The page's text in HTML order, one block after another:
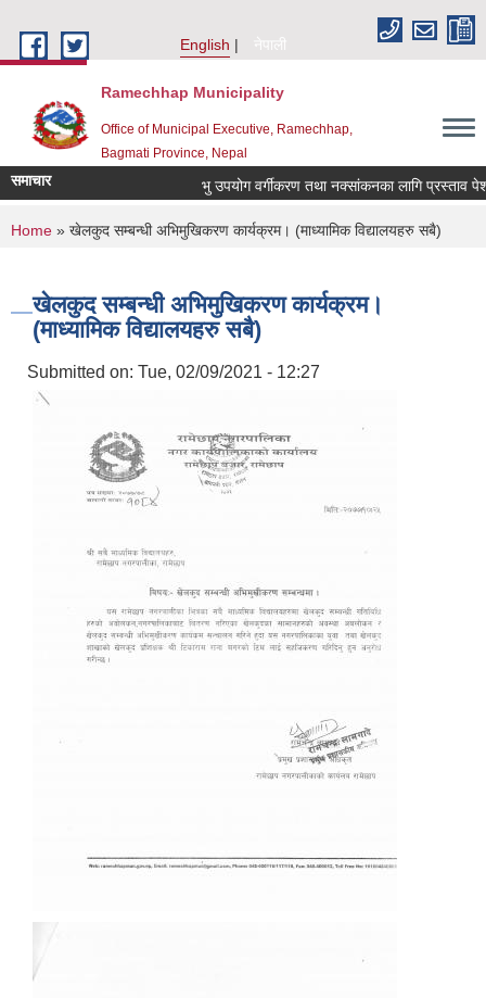
English
नेपाली
Ramechhap Municipality
Office of Municipal Executive, Ramechhap,
Bagmati Province, Nepal
समाचार भु उपयोग वर्गीकरण तथा नक्सांकनका लागि प्रस्ताव पेश
You are here
Home » खेलकुद सम्बन्धी अभिमुखिकरण कार्यक्रम। (माध्यामिक विद्यालयहरु सबै)
खेलकुद सम्बन्धी अभिमुखिकरण कार्यक्रम।
(माध्यामिक विद्यालयहरु सबै)
Submitted on: Tue, 02/09/2021 - 12:27